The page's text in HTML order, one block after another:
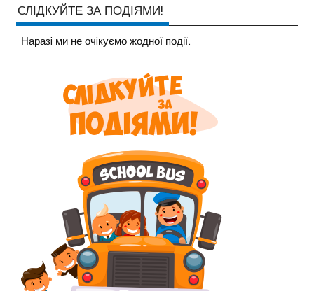
СЛІДКУЙТЕ ЗА ПОДІЯМИ!
Наразi ми не очiкуємо жодної події.